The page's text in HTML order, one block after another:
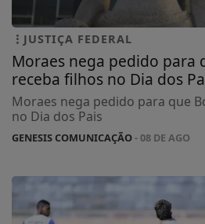
JUSTIÇA FEDERAL
Moraes nega pedido para
receba filhos no Dia dos
Moraes nega pedido para que
no Dia dos Pais
GENESIS COMUNICAÇÃO- 08 DE AGO